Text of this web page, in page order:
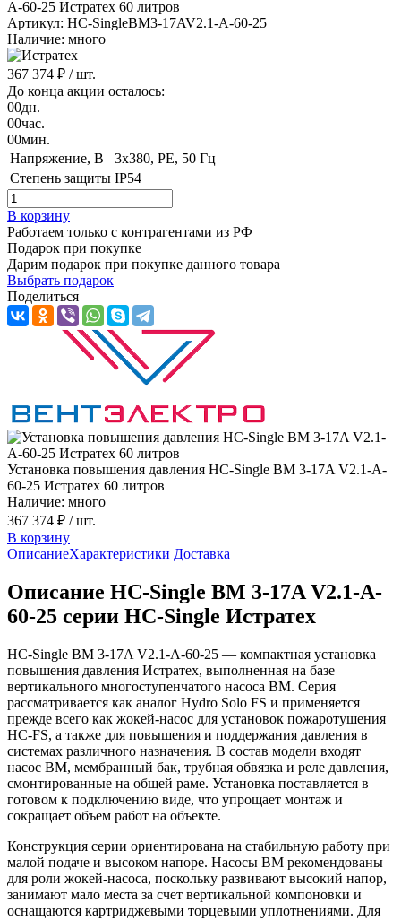
Артикул: HC-SingleBM3-17AV2.1-A-60-25
Наличие: много
367 374 ₽ / шт.
До конца акции осталось:
00дн.
00час.
00мин.
Напряжение, B
3x380, PE, 50 Гц
Степень защиты IP54
В корзину
Работаем только с контрагентами из РФ
Подарок при покупке
Дарим подарок при покупке данного товара
Выбрать подарок
Поделиться
Установка повышения давления HC-Single BM 3-17A V2.1-A-
60-25 Истратех 60 литров
Наличие: много
367 374 ₽ / шт.
В корзину
ОписаниеХарактеристики Доставка
Описание HC-Single BM 3-17A V2.1-A-
60-25 серии HC-Single Истратех
HC-Single BM 3-17A V2.1-A-60-25 — компактная установка
повышения давления Истратех, выполненная на базе
вертикального многоступенчатого насоса BM. Серия
рассматривается как аналог Hydro Solo FS и применяется
прежде всего как жокей-насос для установок пожаротушения
HC-FS, а также для повышения и поддержания давления в
системах различного назначения. В состав модели входят
насос BM, мембранный бак, трубная обвязка и реле давления,
смонтированные на общей раме. Установка поставляется в
готовом к подключению виде, что упрощает монтаж и
сокращает объем работ на объекте.
Конструкция серии ориентирована на стабильную работу при
малой подаче и высоком напоре. Насосы BM рекомендованы
для роли жокей-насоса, поскольку развивают высокий напор,
занимают мало места за счет вертикальной компоновки и
оснащаются картриджевыми торцевыми уплотнениями. Для